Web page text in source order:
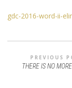
gdc-2016-word-ii-
PREVIOUS
THERE IS NO